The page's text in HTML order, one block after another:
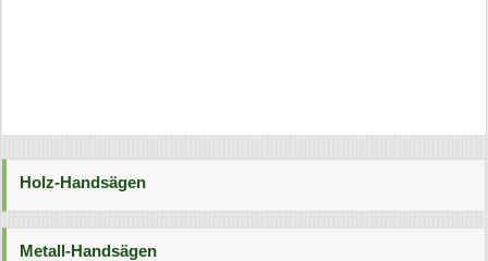
Holz-Handsägen
Metall-Handsägen